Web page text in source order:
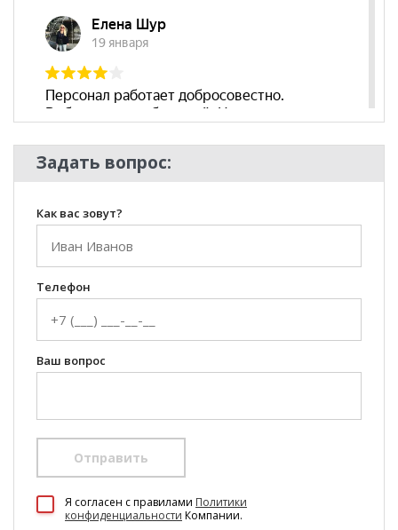
Стиль
Эко-стиль, Современный
Комната
Пол
Задать вопрос:
Как вас зовут?
Телефон
Ваш вопрос
Отправить
Я согласен c правилами Политики
конфиденциальности Компании.